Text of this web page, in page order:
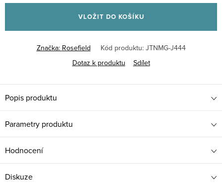
cena:
VLOŽIT DO KOŠÍKU
Značka: Rosefield Kód produktu: JTNMG-J444
Dotaz k produktu
Sdílet
Popis produktu
Parametry produktu
Hodnocení
Diskuze